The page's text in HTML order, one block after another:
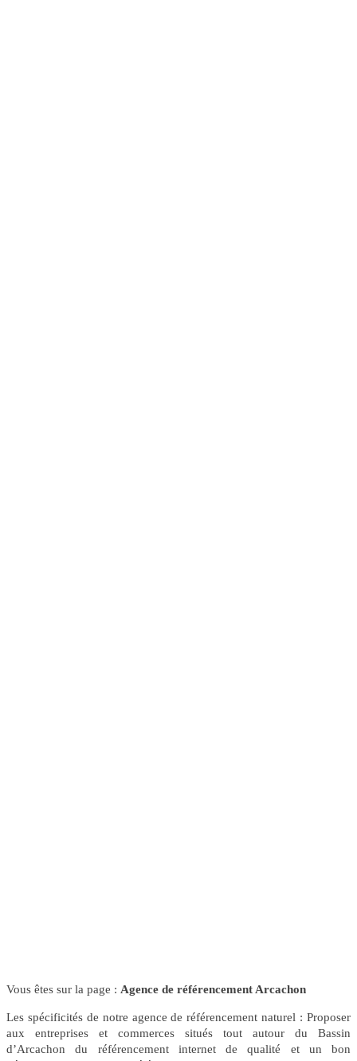
Vous êtes sur la page : Agence de référencement Arcachon
Les spécificités de notre agence de référencement naturel : Proposer
aux entreprises et commerces situés tout autour du Bassin
d’Arcachon du référencement internet de qualité et un bon